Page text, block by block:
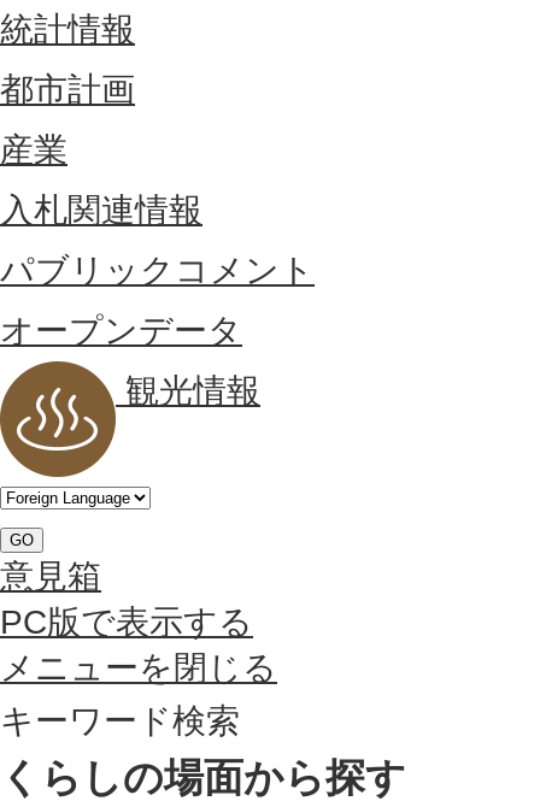
統計情報
都市計画
産業
入札関連情報
パブリックコメント
オープンデータ
観光情報
GO
意見箱
PC版で表示する
メニューを閉じる
キーワード検索
くらしの場面から探す